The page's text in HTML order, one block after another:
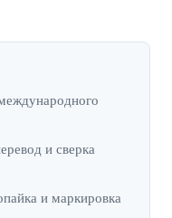
и сверка
и маркировка